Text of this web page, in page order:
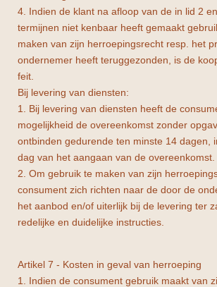
4. Indien de klant na afloop van de in lid 2
termijnen niet kenbaar heeft gemaakt
maken van zijn herroepingsrecht resp. het
ondernemer heeft teruggezonden, is de
feit.
Bij levering van diensten:
1. Bij levering van diensten heeft de
mogelijkheid de overeenkomst zonder
ontbinden gedurende ten minste 14 dagen,
dag van het aangaan van de overeenkomst.
2. Om gebruik te maken van zijn
consument zich richten naar de door de
het aanbod en/of uiterlijk bij de levering ter
redelijke en duidelijke instructies.
Artikel 7 - Kosten in geval van herroeping
1. Indien de consument gebruik maakt van